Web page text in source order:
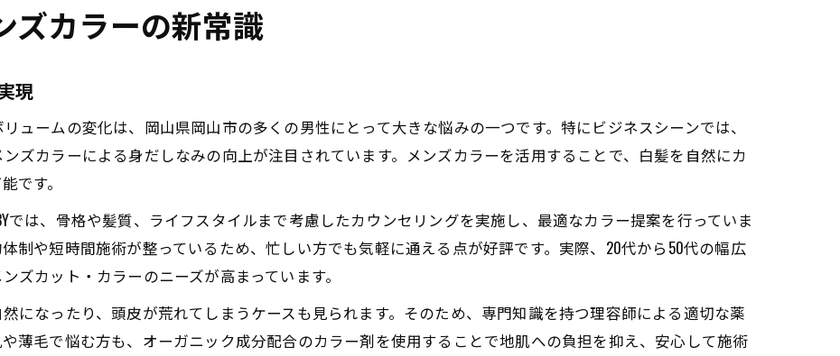
敏感肌に安心なメンズカラー白髪染めの特徴
薄毛予防にも役立つ白髪染めのポイント
メンズカラーの頭皮ケア意識が高まる背景
オーガニック成分で自然なメンズカラーを実現
髪と頭皮を守る白髪染めの最新トレンド
敏感肌でも安心なメンズカラー体験談
ナチュラル志向に最適な白髪染め施術の魅力
オーガニック白髪染めで叶うツヤ髪メンズカラー
ズカラーの新常識
現
ュームの変化は、岡山県岡山市の多くの男性にとって大きな悩みの一つです。特にビジネスシーンでは、
ズカラーによる身だしなみの向上が注目されています。メンズカラーを活用することで、白髪を自然にカ
です。
では、骨格や髪質、ライフスタイルまで考慮したカウンセリングを実施し、最適なカラー提案を行っていま
制や短時間施術が整っているため、忙しい方でも気軽に通える点が好評です。実際、20代から50代の幅広
ズカット・カラーのニーズが高まっています。
になったり、頭皮が荒れてしまうケースも見られます。そのため、専門知識を持つ理容師による適切な薬
薄毛で悩む方も、オーガニック成分配合のカラー剤を使用することで地肌への負担を抑え、安心して施術